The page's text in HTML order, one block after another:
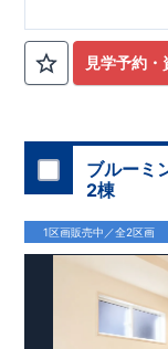
見学予約・
ブルーミ
2棟
1区画販売中／全2区画